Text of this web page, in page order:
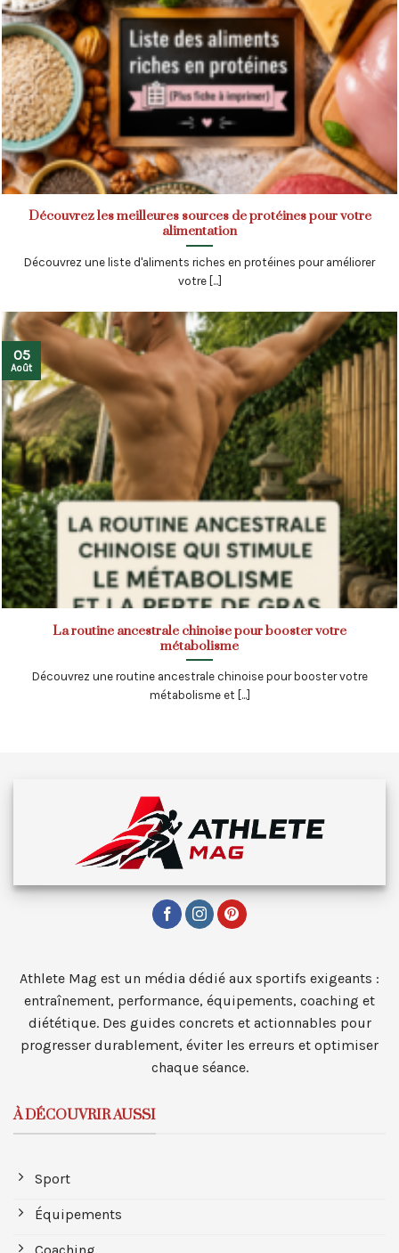
Découvrez les meilleures sources de protéines pour votre
alimentation
Découvrez une liste d'aliments riches en protéines pour améliorer
votre [...]
La routine ancestrale chinoise pour booster votre
métabolisme
Découvrez une routine ancestrale chinoise pour booster votre
métabolisme et [...]
05
Août
Athlete Mag est un média dédié aux sportifs exigeants :
entraînement, performance, équipements, coaching et
diététique. Des guides concrets et actionnables pour
progresser durablement, éviter les erreurs et optimiser
chaque séance.
À DÉCOUVRIR AUSSI
Sport
Équipements